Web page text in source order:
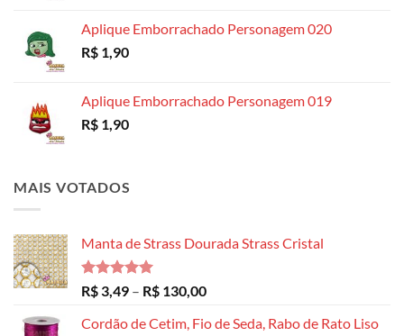
Aplique Emborrachado Personagem 020
R$ 1,90
Aplique Emborrachado Personagem 019
R$ 1,90
MAIS VOTADOS
Manta de Strass Dourada Strass Cristal
Avaliação
5.00
de 5
R$ 3,49 – R$ 130,00Faixa
preço:
Cordão de Cetim, Fio de Seda, Rabo de Rato Liso